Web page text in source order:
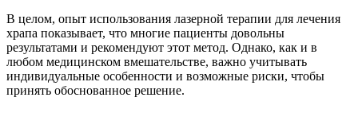
В целом, опыт использования лазерной терапии для лечения
храпа показывает, что многие пациенты довольны
результатами и рекомендуют этот метод. Однако, как и в
любом медицинском вмешательстве, важно учитывать
индивидуальные особенности и возможные риски, чтобы
принять обоснованное решение.